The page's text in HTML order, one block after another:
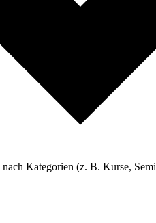
Kategorien (z. B. Kurse,